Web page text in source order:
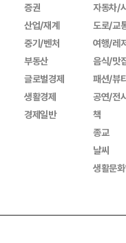
증권
산업/재계
중기/벤처
부동산
글로벌경제
생활경제
경제일반
자동차/
도로/교
여행/레
음식/맛
패션/뷰
공연/전
책
종교
날씨
생활문